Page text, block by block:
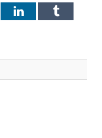
LinkedInTumblr